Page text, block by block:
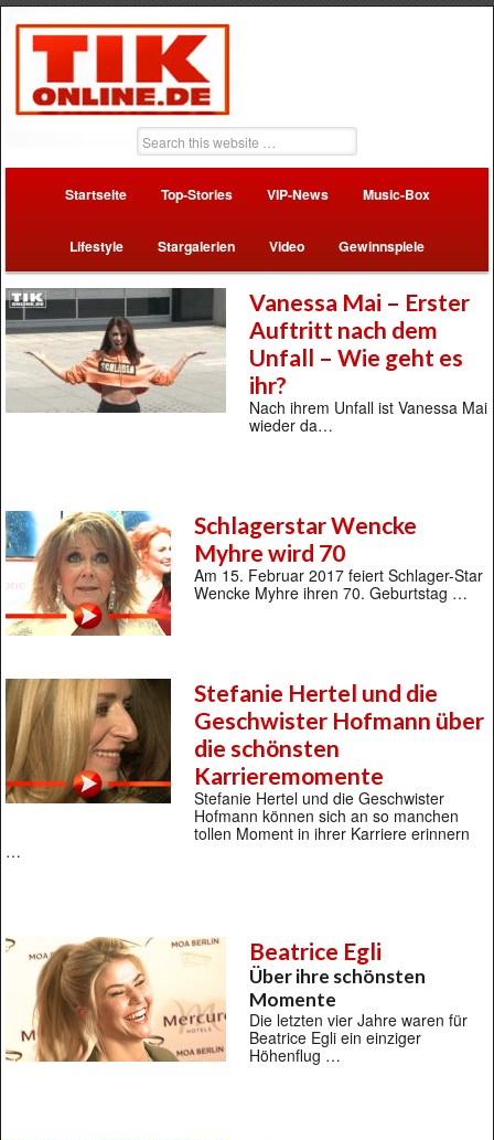
Startseite Top-Stories VIP-News Music-Box
Lifestyle Stargalerien Video Gewinnspiele
Vanessa Mai – Erster
Auftritt nach dem
Unfall – Wie geht es
ihr?
Nach ihrem Unfall ist Vanessa Mai
wieder da…
Schlagerstar Wencke
Myhre wird 70
Am 15. Februar 2017 feiert Schlager-Star
Wencke Myhre ihren 70. Geburtstag …
Stefanie Hertel und die
Geschwister Hofmann über
die schönsten
Karrieremomente
Stefanie Hertel und die Geschwister
Hofmann können sich an so manchen
tollen Moment in ihrer Karriere erinnern
…
Beatrice Egli
Über ihre schönsten
Momente
Die letzten vier Jahre waren für
Beatrice Egli ein einziger
Höhenflug …